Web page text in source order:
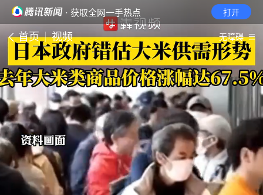
· 获取全网一手热点 打开
首页 视频 无障碍